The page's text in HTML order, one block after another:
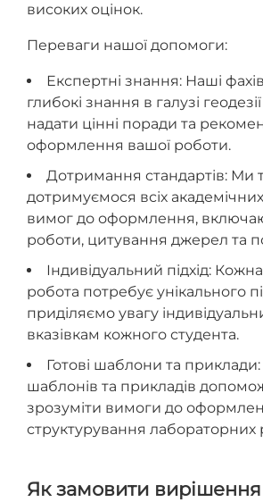
високих оцінок.
Переваги нашої допомоги:
Експертні знання: Наші
глибокі знання в галузі
надати цінні поради та
оформлення вашої роботи.
Дотримання стандартів: Ми
дотримуємося всіх академічних
вимог до оформлення,
роботи, цитування джерел та
Індивідуальний підхід:
робота потребує унікального
приділяємо увагу
вказівкам кожного студента.
Готові шаблони та
шаблонів та прикладів
зрозуміти вимоги до
структурування лабораторних
Як замовити